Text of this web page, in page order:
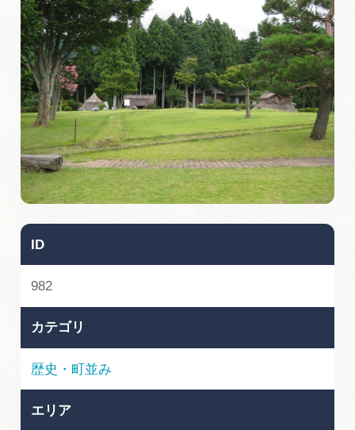
モデルコース
スポット・体験
イベント
グルメ
旅の予約
早わかり岐阜
買い物・お土産
体験予約サイト「ＶＩＳＩＴ岐阜県」
行きたいリストを見る
ID
982
カテゴリ
歴史・町並み
エリア